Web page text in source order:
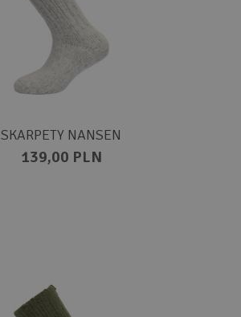
SKARPETY NANSEN
139,00 PLN